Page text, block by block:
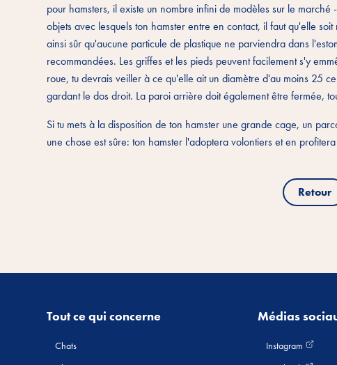
pour hamsters, il existe un nombre infini de modèles sur le
objets avec lesquels ton hamster entre en contact, il faut qu'elle
ainsi sûr qu'aucune particule de plastique ne parviendra dans
recommandées. Les griffes et les pieds peuvent facilement s'y
roue, tu devrais veiller à ce qu'elle ait un diamètre d'au moins 25
gardant le dos droit. La paroi arrière doit également être fermée,
Si tu mets à la disposition de ton hamster une grande cage, un
une chose est sûre: ton hamster l'adoptera volontiers et en
Retour
Tout ce qui concerne
Chats
Médias
Instagram